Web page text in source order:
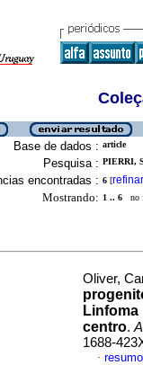
Base de dados : article
Pesquisa : PIERRI,
encontradas : 6 [refinar
Mostrando: 1 .. 6 no
Oliver,
centro.
1688-
·